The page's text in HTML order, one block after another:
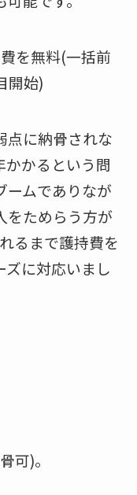
を無料(一括前
開始)
点に納骨されな
かかるという問
ームでありなが
をためらう方が
るまで護持費を
に対応いまし
可)。